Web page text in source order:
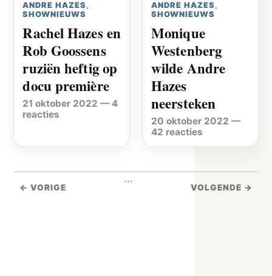
ANDRE HAZES ,
SHOWNIEUWS
Rachel Hazes en
Rob Goossens
ruziën heftig op
docu première
21 oktober 2022 —4
reacties
ANDRE HAZES ,
SHOWNIEUWS
Monique
Westenberg
wilde Andre
Hazes
neersteken
20 oktober 2022 —
42 reacties
← VORIGE
...
VOLGENDE →